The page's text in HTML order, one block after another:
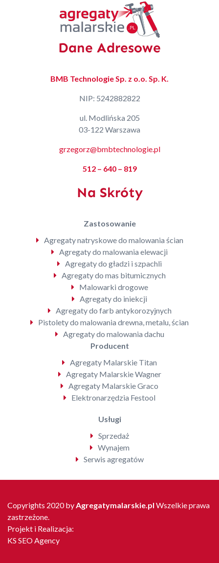
Dane Adresowe
BMB Technologie Sp. z o.o. Sp. K.
NIP: 5242882822
ul. Modlińska 205
03-122 Warszawa
grzegorz@bmbtechnologie.pl
512 – 640 – 819
Na Skróty
Zastosowanie
Agregaty natryskowe do malowania ścian
Agregaty do malowania elewacji
Agregaty do gładzi i szpachli
Agregaty do mas bitumicznych
Malowarki drogowe
Agregaty do iniekcji
Agregaty do farb antykorozyjnych
Pistolety do malowania drewna, metalu, ścian
Agregaty do malowania dachu
Producent
Agregaty Malarskie Titan
Agregaty Malarskie Wagner
Agregaty Malarskie Graco
Elektronarzędzia Festool
Usługi
Sprzedaż
Wynajem
Serwis agregatów
Copyrights 2020 by Agregatymalarskie.pl Wszelkie prawa
zastrzeżone.
Projekt i Realizacja:
KS SEO Agency